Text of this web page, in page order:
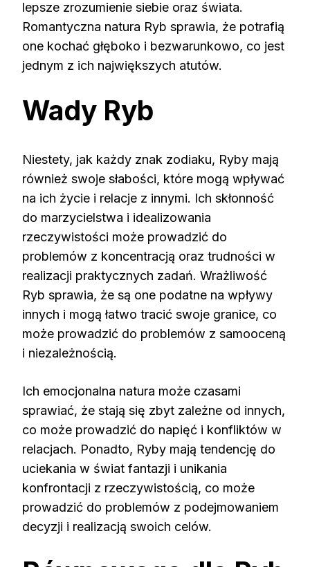
lepsze zrozumienie siebie oraz świata.
Romantyczna natura Ryb sprawia, że potrafią
one kochać głęboko i bezwarunkowo, co jest
jednym z ich największych atutów.
Wady Ryb
Niestety, jak każdy znak zodiaku, Ryby mają
również swoje słabości, które mogą wpływać
na ich życie i relacje z innymi. Ich skłonność
do marzycielstwa i idealizowania
rzeczywistości może prowadzić do
problemów z koncentracją oraz trudności w
realizacji praktycznych zadań. Wrażliwość
Ryb sprawia, że są one podatne na wpływy
innych i mogą łatwo tracić swoje granice, co
może prowadzić do problemów z samooceną
i niezależnością.
Ich emocjonalna natura może czasami
sprawiać, że stają się zbyt zależne od innych,
co może prowadzić do napięć i konfliktów w
relacjach. Ponadto, Ryby mają tendencję do
uciekania w świat fantazji i unikania
konfrontacji z rzeczywistością, co może
prowadzić do problemów z podejmowaniem
decyzji i realizacją swoich celów.